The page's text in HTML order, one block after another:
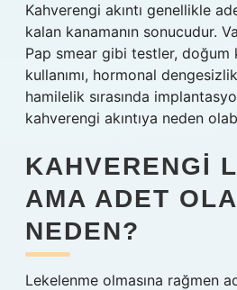
Kahverengi akıntı genellikle
kalan kanamanın sonucudur.
Pap smear gibi testler, doğum
kullanımı, hormonal
hamilelik sırasında
kahverengi akıntıya neden
KAHVERENGI
AMA ADET
NEDEN?
Lekelenme olmasına rağmen